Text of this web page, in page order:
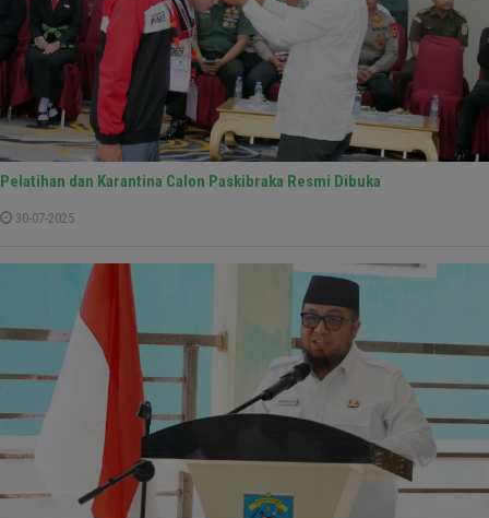
Pelatihan dan Karantina Calon Paskibraka Resmi Dibuka
30-07-2025